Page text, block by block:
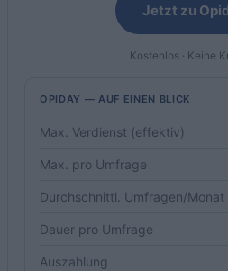
Jetzt zu
Kostenlos · Keine
OPIDAY — AUF EINEN BLICK
Max. Verdienst (effektiv)
Max. pro Umfrage
Durchschnittl. Umfragen/Monat
Dauer pro Umfrage
Auszahlung